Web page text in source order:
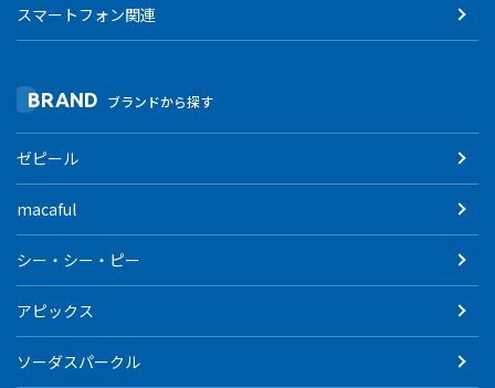
スマートフォン関連
BRAND ブランドから探す
ゼピール
macaful
シー・シー・ピー
アピックス
ソーダスパークル